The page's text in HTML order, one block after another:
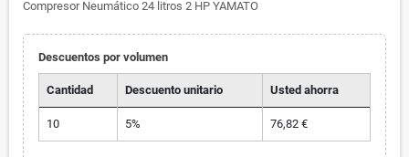
Compresor Neumático 24 litros 2 HP YAMATO
Descuentos por volumen
Cantidad Descuento unitario Usted ahorra
10 5% 76,82 €